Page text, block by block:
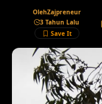
OlehZajpreneur
3 Tahun Lalu